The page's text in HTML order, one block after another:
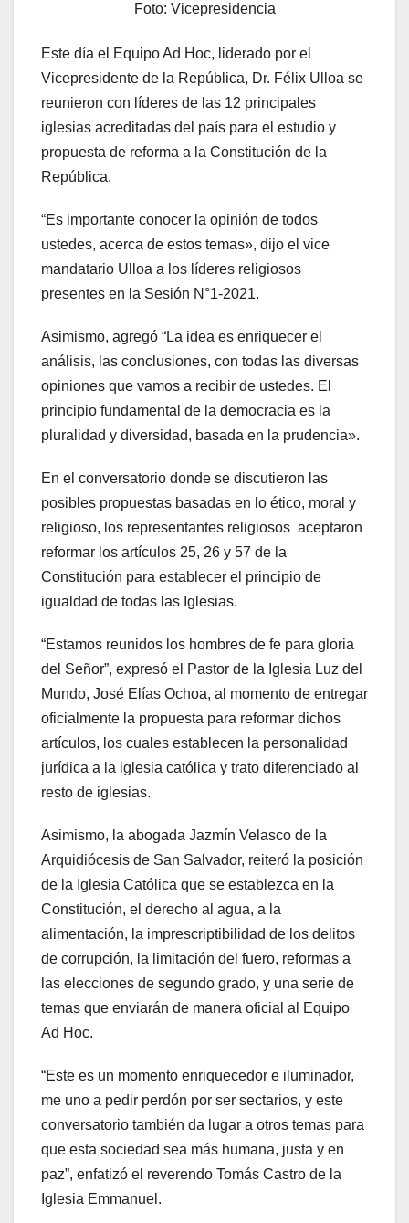
Foto: Vicepresidencia
Este día el Equipo Ad Hoc, liderado por el
Vicepresidente de la República, Dr. Félix Ulloa se
reunieron con líderes de las 12 principales
iglesias acreditadas del país para el estudio y
propuesta de reforma a la Constitución de la
República.
“Es importante conocer la opinión de todos
ustedes, acerca de estos temas», dijo el vice
mandatario Ulloa a los líderes religiosos
presentes en la Sesión N°1-2021.
Asimismo, agregó “La idea es enriquecer el
análisis, las conclusiones, con todas las diversas
opiniones que vamos a recibir de ustedes. El
principio fundamental de la democracia es la
pluralidad y diversidad, basada en la prudencia».
En el conversatorio donde se discutieron las
posibles propuestas basadas en lo ético, moral y
religioso, los representantes religiosos aceptaron
reformar los artículos 25, 26 y 57 de la
Constitución para establecer el principio de
igualdad de todas las Iglesias.
“Estamos reunidos los hombres de fe para gloria
del Señor”, expresó el Pastor de la Iglesia Luz del
Mundo, José Elías Ochoa, al momento de entregar
oficialmente la propuesta para reformar dichos
artículos, los cuales establecen la personalidad
jurídica a la iglesia católica y trato diferenciado al
resto de iglesias.
Asimismo, la abogada Jazmín Velasco de la
Arquidiócesis de San Salvador, reiteró la posición
de la Iglesia Católica que se establezca en la
Constitución, el derecho al agua, a la
alimentación, la imprescriptibilidad de los delitos
de corrupción, la limitación del fuero, reformas a
las elecciones de segundo grado, y una serie de
temas que enviarán de manera oficial al Equipo
Ad Hoc.
“Este es un momento enriquecedor e iluminador,
me uno a pedir perdón por ser sectarios, y este
conversatorio también da lugar a otros temas para
que esta sociedad sea más humana, justa y en
paz”, enfatizó el reverendo Tomás Castro de la
Iglesia Emmanuel.